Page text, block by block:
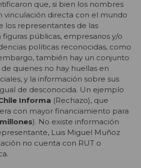
que, si bien los nombres
vinculación directa con el mundo
los representantes de las
figuras públicas, empresarios y/o
políticas reconocidas, como
también hay un conjunto
quienes no hay huellas en
y la información sobre sus
de desconocida. Un ejemplo
Informa (Rechazo), que
con mayor financiamiento para
). No existe información
Luis Miguel Muñoz
no cuenta con RUT o